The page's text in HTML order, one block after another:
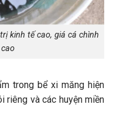
kinh tế cao, giá cá chình
trong bể xi măng hiện
riêng và các huyện miền